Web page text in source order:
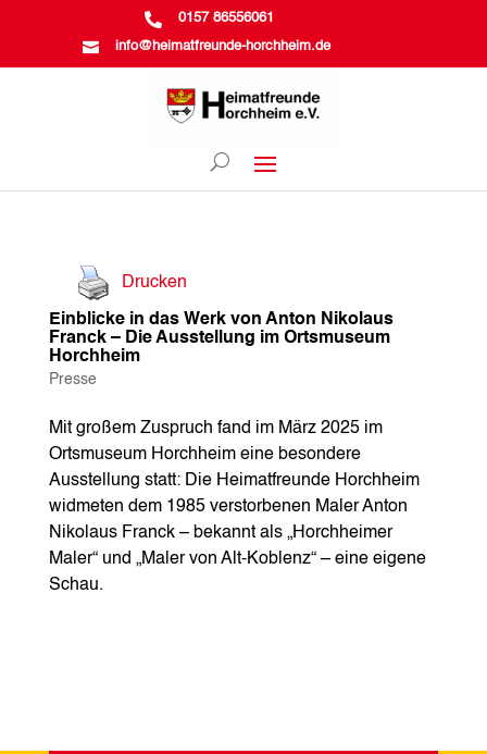
 0157 86556061
 info@heimatfreunde-horchheim.de
Drucken
Einblicke in das Werk von Anton Nikolaus
Franck – Die Ausstellung im Ortsmuseum
Horchheim
Presse
Mit großem Zuspruch fand im März 2025 im
Ortsmuseum Horchheim eine besondere
Ausstellung statt: Die Heimatfreunde Horchheim
widmeten dem 1985 verstorbenen Maler Anton
Nikolaus Franck – bekannt als „Horchheimer
Maler“ und „Maler von Alt-Koblenz“ – eine eigene
Schau.